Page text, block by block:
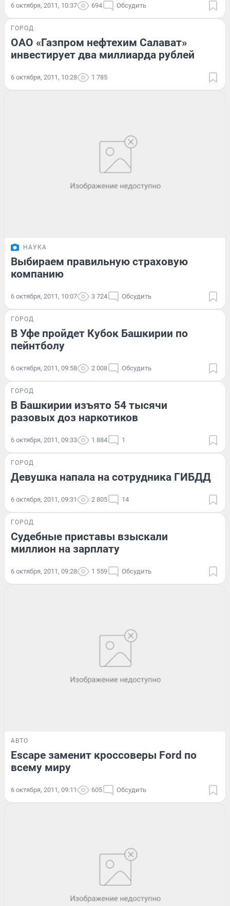
6 октября, 2011, 10:37 694 Обсудить
ГОРОД
ОАО «Газпром нефтехим Салават»
инвестирует два миллиарда рублей
6 октября, 2011, 10:28 1 785
НАУКА
Выбираем правильную страховую
компанию
6 октября, 2011, 10:07 3 724 Обсудить
ГОРОД
В Уфе пройдет Кубок Башкирии по
пейнтболу
6 октября, 2011, 09:58 2 008 Обсудить
ГОРОД
В Башкирии изъято 54 тысячи
разовых доз наркотиков
6 октября, 2011, 09:33 1 884 1
ГОРОД
Девушка напала на сотрудника ГИБДД
6 октября, 2011, 09:31 2 805 14
ГОРОД
Судебные приставы взыскали
миллион на зарплату
6 октября, 2011, 09:28 1 559 Обсудить
АВТО
Escape заменит кроссоверы Ford по
всему миру
6 октября, 2011, 09:11 605 Обсудить